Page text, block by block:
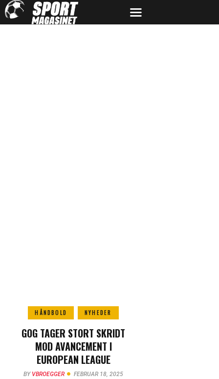
HÅNDBOLD NYHEDER
GOG TAGER STORT SKRIDT
MOD AVANCEMENT I
EUROPEAN LEAGUE
BY VBROEGGER FEBRUAR 18, 2025